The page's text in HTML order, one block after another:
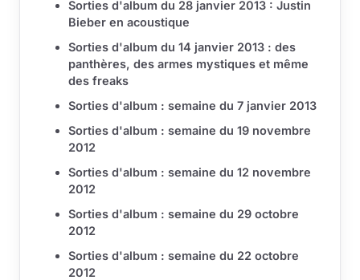
Sorties d'album du 28 janvier 2013 : Justin
Bieber en acoustique
Sorties d'album du 14 janvier 2013 : des
panthères, des armes mystiques et même
des freaks
Sorties d'album : semaine du 7 janvier 2013
Sorties d'album : semaine du 19 novembre
2012
Sorties d'album : semaine du 12 novembre
2012
Sorties d'album : semaine du 29 octobre
2012
Sorties d'album : semaine du 22 octobre
2012